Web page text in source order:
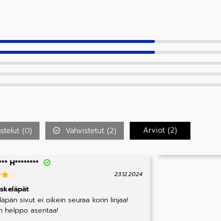
(0) Vahvistetut (2) Arviot (2)
H********
23.12.2024
sivut ei oikein seuraa korin linjaa!
helppo asentaa!